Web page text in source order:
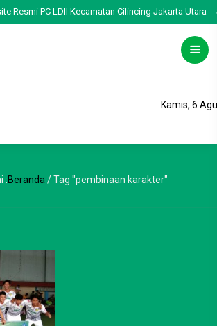
Resmi PC LDII Kecamatan Cilincing Jakarta Utara
Kamis, 6
:Beranda /Tag "pembinaan karakter"